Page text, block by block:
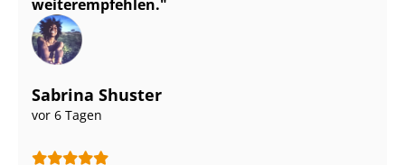
weiterempfehlen.
Sabrina Shuster
vor 6 Tagen